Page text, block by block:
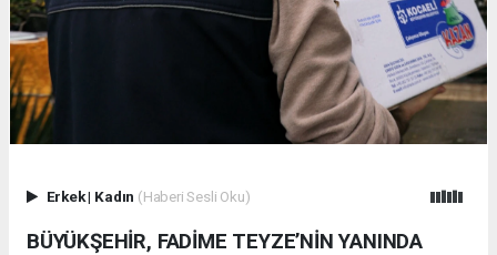
Erkek| Kadın (Haberi Sesli Oku)
BÜYÜKŞEHİR, FADİME TEYZE’NİN YANINDA